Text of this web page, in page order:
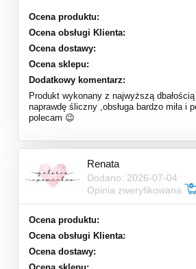
Ocena produktu:
Ocena obsługi Klienta:
Ocena dostawy:
Ocena sklepu:
Dodatkowy komentarz:
Produkt wykonany z najwyższą
naprawdę śliczny ,obsługa bardzo miła i
polecam 😉
Renata
Dodano: 2026-07-04
Opinia zweryfikowana
Ocena produktu:
Ocena obsługi Klienta:
Ocena dostawy: